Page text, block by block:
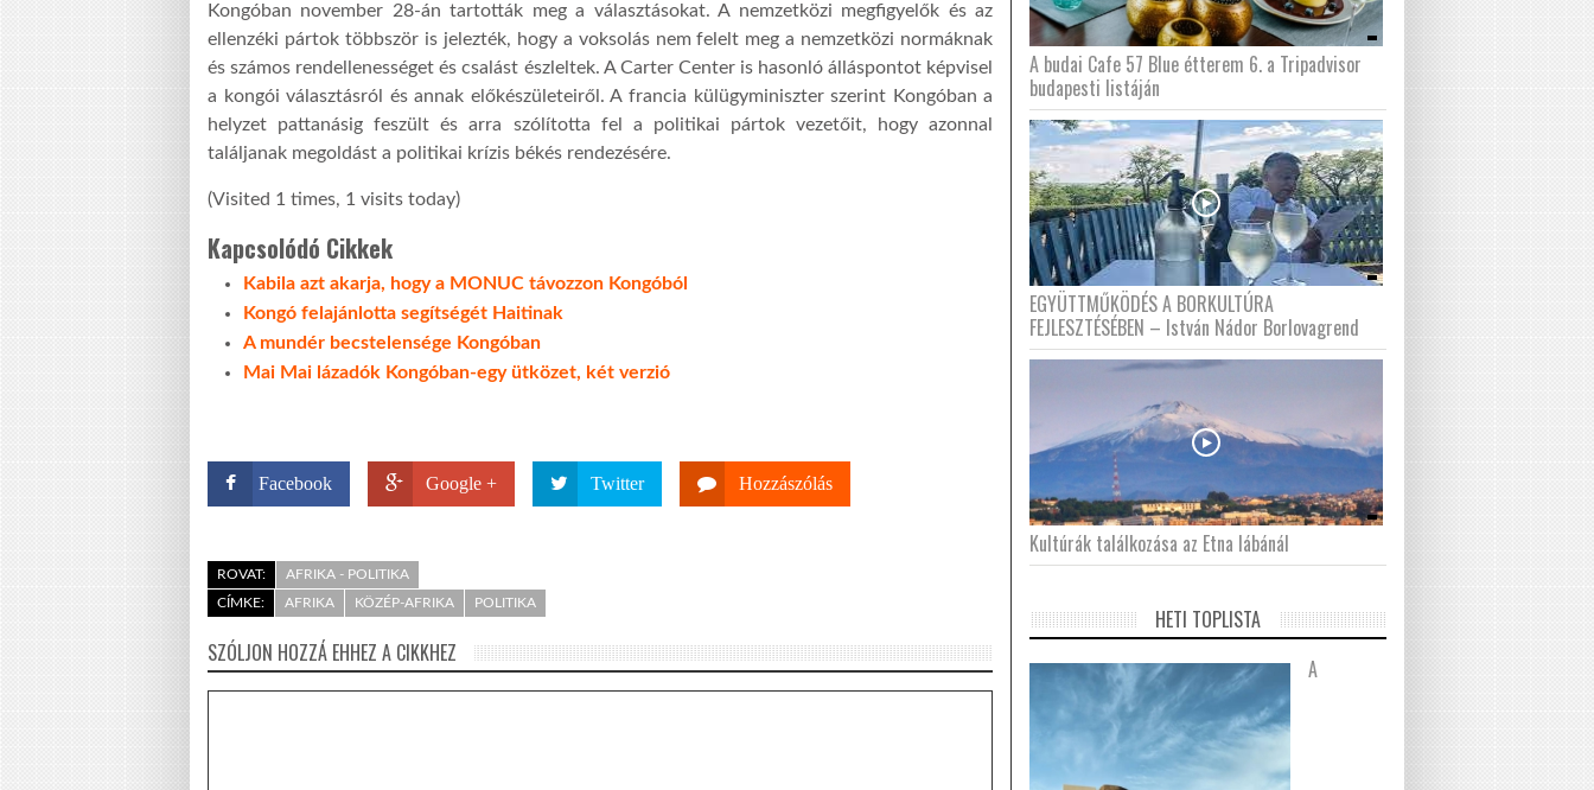
Kongóban november 28-án tartották meg a választásokat. A nemzetközi megfigyelők és az
ellenzéki pártok többször is jelezték, hogy a voksolás nem felelt meg a nemzetközi normáknak
és számos rendellenességet és csalást észleltek. A Carter Center is hasonló álláspontot képvisel
a kongói választásról és annak előkészületeiről. A francia külügyminiszter szerint Kongóban a
helyzet pattanásig feszült és arra szólította fel a politikai pártok vezetőit, hogy azonnal
találjanak megoldást a politikai krízis békés rendezésére.
(Visited 1 times, 1 visits today)
Kapcsolódó Cikkek
Kabila azt akarja, hogy a MONUC távozzon Kongóból
Kongó felajánlotta segítségét Haitinak
A mundér becstelensége Kongóban
Mai Mai lázadók Kongóban-egy ütközet, két verzió
Facebook Google + Twitter Hozzászólás
ROVAT:
AFRIKA - POLITIKA
CÍMKE:
AFRIKA KÖZÉP-AFRIKA POLITIKA
SZÓLJON HOZZÁ EHHEZ A CIKKHEZ
A budai Cafe 57 Blue étterem 6. a Tripadvisor
budapesti listáján
EGYÜTTMŰKÖDÉS A BORKULTÚRA
FEJLESZTÉSÉBEN – István Nádor Borlovagrend
Kultúrák találkozása az Etna lábánál
HETI TOPLISTA
A